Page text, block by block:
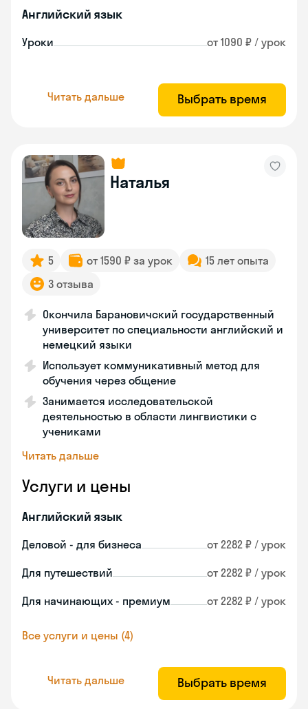
Английский язык
Уроки от 1090 ₽ / урок
Читать дальше Выбрать время
Наталья
5 от 1590 ₽ за урок
15 лет опыта
3 отзыва
Окончила Барановичский государственный
университет по специальности английский и
немецкий языки
Использует коммуникативный метод для
обучения через общение
Занимается исследовательской
деятельностью в области лингвистики с
учениками
Читать дальше
Услуги и цены
Английский язык
Деловой - для бизнеса от 2282 ₽ / урок
Для путешествий от 2282 ₽ / урок
Для начинающих - премиум от 2282 ₽ / урок
Все услуги и цены (4)
Читать дальше Выбрать время